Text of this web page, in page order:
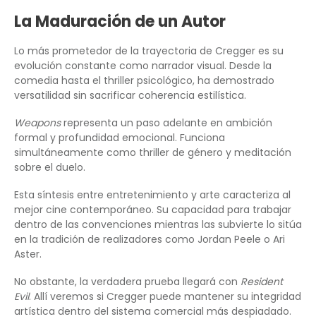
La Maduración de un Autor
Lo más prometedor de la trayectoria de Cregger es su
evolución constante como narrador visual. Desde la
comedia hasta el thriller psicológico, ha demostrado
versatilidad sin sacrificar coherencia estilística.
Weaponsrepresenta un paso adelante en ambición
formal y profundidad emocional. Funciona
simultáneamente como thriller de género y meditación
sobre el duelo.
Esta síntesis entre entretenimiento y arte caracteriza al
mejor cine contemporáneo. Su capacidad para trabajar
dentro de las convenciones mientras las subvierte lo sitúa
en la tradición de realizadores como Jordan Peele o Ari
Aster.
No obstante, la verdadera prueba llegará con Resident
Evil. Allí veremos si Cregger puede mantener su integridad
artística dentro del sistema comercial más despiadado.